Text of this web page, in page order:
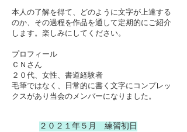
本人の了解を得て、どのように文字が上達する
のか、その過程を作品を通して定期的にご紹介
します。楽しみにしてください。
プロフィール
​ＣＮさん
２０代、女性、書道経験者
毛筆ではなく、日常的に書く文字にコンプレッ
クスがあり当会のメンバーになりました。
２０２１年５月 練習初日